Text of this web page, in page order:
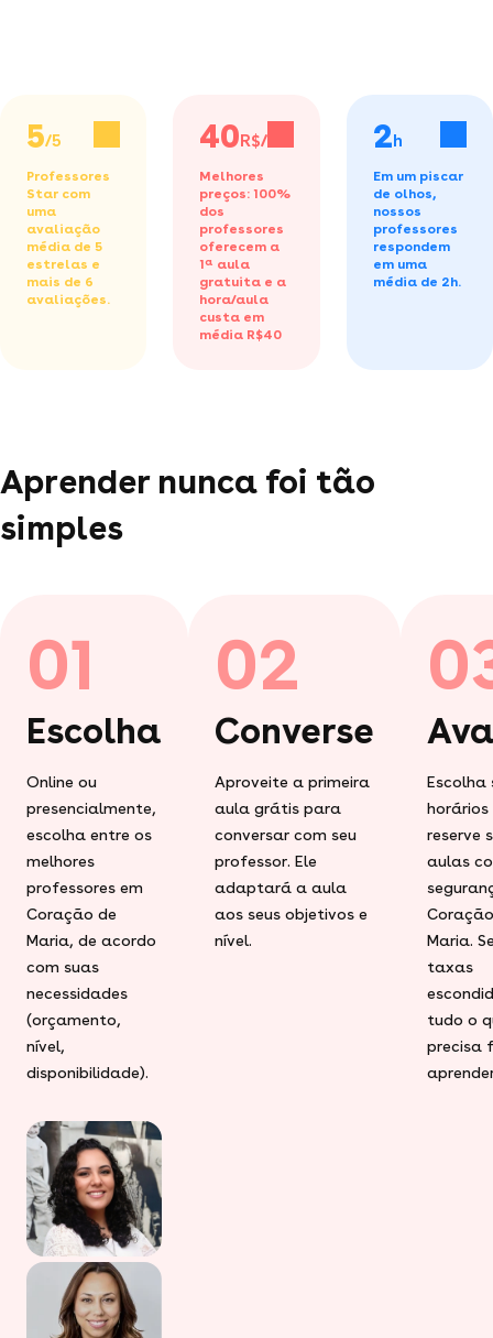
5/5
Professores
Star com
uma
avaliação
média de 5
estrelas e
mais de 6
avaliações.
40R$/h
Melhores
preços: 100%
dos
professores
oferecem a
1ª aula
gratuita e a
hora/aula
custa em
média R$40
2h
Em um piscar
de olhos,
nossos
professores
respondem
em uma
média de 2h.
Aprender nunca foi tão
simples
01
Escolha
Online ou
presencialmente,
escolha entre os
melhores
professores em
Coração de
Maria, de acordo
com suas
necessidades
(orçamento,
nível,
disponibilidade).
02
Converse
Aproveite a primeira
aula grátis para
conversar com seu
professor. Ele
adaptará a aula
aos seus objetivos e
nível.
Escolha
horários
reserve
aulas
Maria.
taxas
tudo o
precisa